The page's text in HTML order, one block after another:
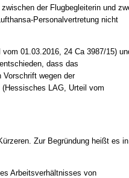
der Flugbegleiterin und
Personalvertretung nicht
01.03.2016, 24 Ca 3987/15)
dass das
wegen der
LAG, Urteil vom
Zur Begründung heißt es in
Arbeitsverhältnisses von